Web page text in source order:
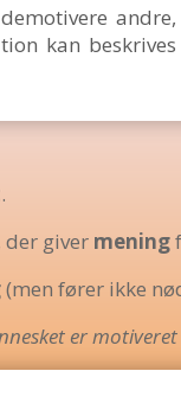
kan
.
der giver mening
(men fører ikke
er motiveret